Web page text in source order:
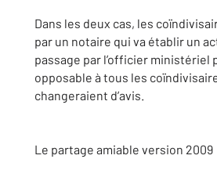
Dans les deux cas, les
par un notaire qui va établir un
passage par l’officier ministériel
opposable à tous les
changeraient d’avis.
Le partage amiable version 2009